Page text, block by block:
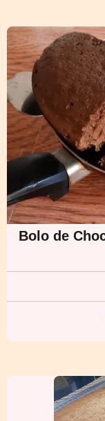
Bolo de